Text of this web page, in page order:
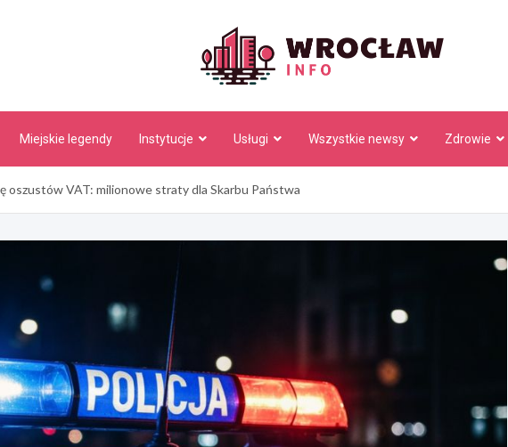
Miejskie legendy Instytucje Usługi Wszystkie newsy Zdrowie
oszustów VAT: milionowe straty dla Skarbu Państwa